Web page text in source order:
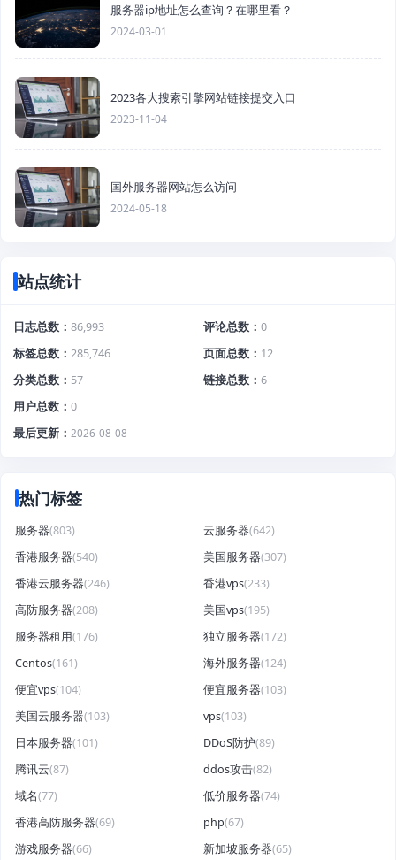
服务器ip地址怎么查询？在哪里看？
2024-03-01
2023各大搜索引擎网站链接提交入口
2023-11-04
国外服务器网站怎么访问
2024-05-18
站点统计
日志总数 86,993 评论总数
0
标签总数
285,746 页面总数
12
分类总数
57 链接总数
6
用户总数
0
最后更新
2026-08-08
热门标签
服务器(803) 云服务器(642)
香港服务器(540) 美国服务器(307)
香港云服务器(246) 香港vps(233)
高防服务器(208) 美国vps(195)
服务器租用(176) 独立服务器(172)
Centos(161) 海外服务器(124)
便宜vps(104) 便宜服务器(103)
美国云服务器(103) vps(103)
日本服务器(101) DDoS防护(89)
腾讯云(87) ddos攻击(82)
域名(77) 低价服务器(74)
香港高防服务器(69) php(67)
游戏服务器(66) 新加坡服务器(65)